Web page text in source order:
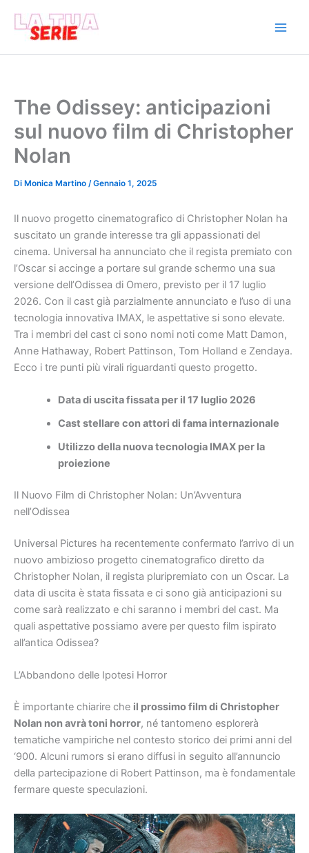
contenuto
The Odissey: anticipazioni
sul nuovo film di Christopher
Nolan
Di Monica Martino /Gennaio 1, 2025
Il nuovo progetto cinematografico di Christopher Nolan ha
suscitato un grande interesse tra gli appassionati del
cinema. Universal ha annunciato che il regista premiato con
l’Oscar si accinge a portare sul grande schermo una sua
versione dell’Odissea di Omero, previsto per il 17 luglio
2026. Con il cast già parzialmente annunciato e l’uso di una
tecnologia innovativa IMAX, le aspettative si sono elevate.
Tra i membri del cast ci sono nomi noti come Matt Damon,
Anne Hathaway, Robert Pattinson, Tom Holland e Zendaya.
Ecco i tre punti più virali riguardanti questo progetto.
Data di uscita fissata per il 17 luglio 2026
Cast stellare con attori di fama internazionale
Utilizzo della nuova tecnologia IMAX per la
proiezione
Il Nuovo Film di Christopher Nolan: Un’Avventura
nell’Odissea
Universal Pictures ha recentemente confermato l’arrivo di un
nuovo ambizioso progetto cinematografico diretto da
Christopher Nolan, il regista pluripremiato con un Oscar. La
data di uscita è stata fissata e ci sono già anticipazioni su
come sarà realizzato e chi saranno i membri del cast. Ma
quali aspettative possiamo avere per questo film ispirato
all’antica Odissea?
L’Abbandono delle Ipotesi Horror
È importante chiarire che il prossimo film di Christopher
Nolan non avrà toni horror, né tantomeno esplorerà
tematiche vampiriche nel contesto storico dei primi anni del
‘900. Alcuni rumors si erano diffusi in seguito all’annuncio
della partecipazione di Robert Pattinson, ma è fondamentale
fermare queste speculazioni.